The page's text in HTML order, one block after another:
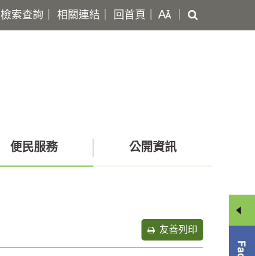
檢索查詢 相關連結 回首頁
尋
便民服務 公開資訊
友善列印
享